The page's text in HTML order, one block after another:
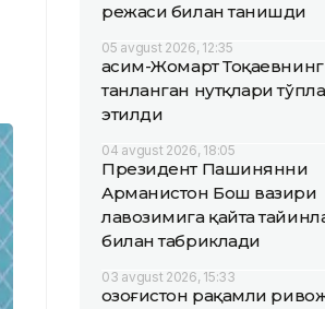
режаси билан танишди
05 avgust 2026, 12:35
Қасим-Жомарт Тоқаевнинг
танланган нутқлари
этилди
04 avgust 2026, 18:05
Президент Пашинянни
Арманистон Бош вазири
лавозимига қайта
билан табриклади
03 avgust 2026, 15:33
Қозоғистон рақамли